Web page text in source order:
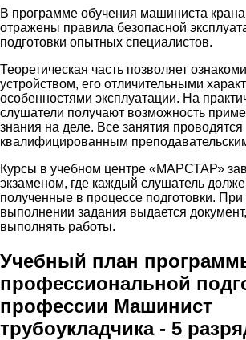
В программе обучения машиниста крана
отражены правила безопасной
подготовки опытных специалистов.
Теоретическая часть позволяет
устройством, его отличительными
особенностями эксплуатации. На
слушатели получают возможность
знания на деле. Все занятия проводятся
квалифицированным
Курсы в учебном центре «МАРСТАР»
экзаменом, где каждый слушатель
полученные в процессе подготовки.
выполнении задания выдается
выполнять работы.
Учебный план
профессиональной
профессии Машинист
трубоукладчика - 5